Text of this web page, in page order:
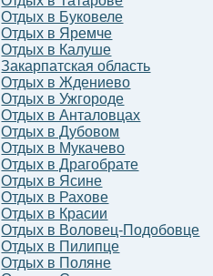
Отдых в Буковеле
Отдых в Яремче
Отдых в Калуше
Закарпатская область
Отдых в Ждениево
Отдых в Ужгороде
Отдых в Анталовцах
Отдых в Дубовом
Отдых в Мукачево
Отдых в Драгобрате
Отдых в Ясине
Отдых в Рахове
Отдых в Красии
Отдых в Воловец-Подобовце
Отдых в Пилипце
Отдых в Поляне